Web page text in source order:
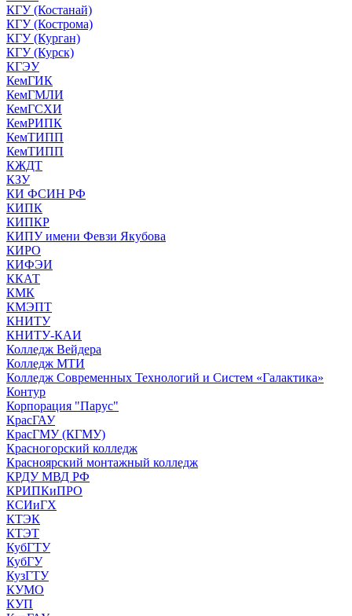
КГУ (Костанай)
КГУ (Кострома)
КГУ (Курган)
КГУ (Курск)
КГЭУ
КемГИК
КемГМЛИ
КемГСХИ
КемРИПК
КемТИПП
КемТИПП
КЖДТ
КЗУ
КИ ФСИН РФ
КИПК
КИПКР
КИПУ имени Февзи Якубова
КИРО
КИФЭИ
ККАТ
КМК
КМЭПТ
КНИТУ
КНИТУ-КАИ
Колледж Вейдера
Колледж МТИ
Колледж Современных Технологий и Систем «Галактика»
Контур
Корпорация "Парус"
КрасГАУ
КрасГМУ (КГМУ)
Красногорский колледж
Красноярский монтажный колледж
КРДУ МВД РФ
КРИПКиПРО
КСИиГХ
КТЭК
КТЭТ
КубГТУ
КубГУ
КузГТУ
КУМО
КУП